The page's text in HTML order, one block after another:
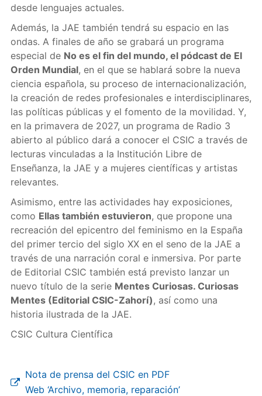
desde lenguajes actuales.
Además, la JAE también tendrá su espacio en las
ondas. A finales de año se grabará un programa
especial de No es el fin del mundo, el pódcast de El
Orden Mundial, en el que se hablará sobre la nueva
ciencia española, su proceso de internacionalización,
la creación de redes profesionales e interdisciplinares,
las políticas públicas y el fomento de la movilidad. Y,
en la primavera de 2027, un programa de Radio 3
abierto al público dará a conocer el CSIC a través de
lecturas vinculadas a la Institución Libre de
Enseñanza, la JAE y a mujeres científicas y artistas
relevantes.
Asimismo, entre las actividades hay exposiciones,
como Ellas también estuvieron, que propone una
recreación del epicentro del feminismo en la España
del primer tercio del siglo XX en el seno de la JAE a
través de una narración coral e inmersiva. Por parte
de Editorial CSIC también está previsto lanzar un
nuevo título de la serie Mentes Curiosas. Curiosas
Mentes (Editorial CSIC-Zahorí), así como una
historia ilustrada de la JAE.
CSIC Cultura Científica
Nota de prensa del CSIC en PDF
Web ‘Archivo, memoria, reparación’